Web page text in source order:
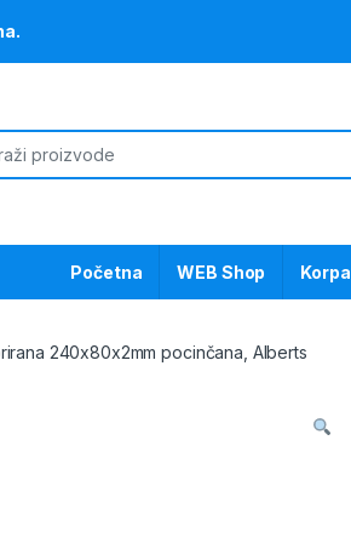
Početna WEB Shop Korpa
240x80x2mm pocinčana, Alberts